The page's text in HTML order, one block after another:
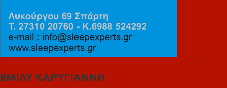
ΕΜΙΛΥ ΚΑΡΥΓΙΑΝΝΗ